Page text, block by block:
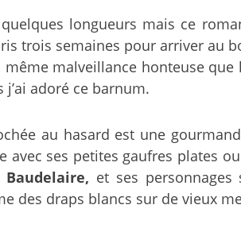
longueurs mais ce
trois semaines pour arriver
malveillance honteuse
adoré ce barnum.
au hasard est une
ses petites gaufres plates
Baudelaire, et ses
des draps blancs sur de vieux